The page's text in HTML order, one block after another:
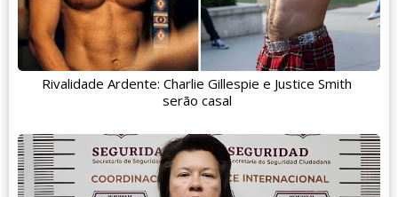
Rivalidade Ardente: Charlie Gillespie e Justice Smith
serão casal